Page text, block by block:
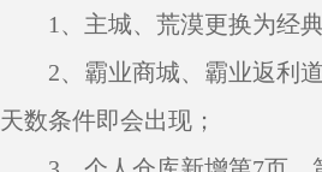
1、主城、荒漠更换为经
2、霸业商城、霸业返利道
天数条件即会出现；